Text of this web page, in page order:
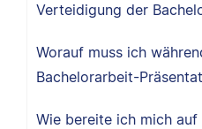
Verteidigung der
Worauf muss ich
Bachelorarbeit-
Wie bereite ich mich